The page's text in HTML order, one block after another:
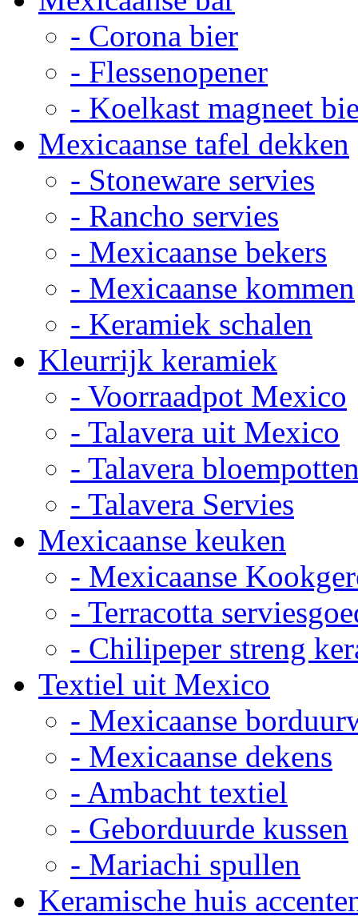
- Corona bier
- Flessenopener
- Koelkast magneet
Mexicaanse tafel dekken
- Stoneware servies
- Rancho servies
- Mexicaanse bekers
- Mexicaanse kommen
- Keramiek schalen
Kleurrijk keramiek
- Voorraadpot Mexico
- Talavera uit Mexico
- Talavera
- Talavera Servies
Mexicaanse keuken
- Mexicaanse
- Terracotta
- Chilipeper streng
Textiel uit Mexico
- Mexicaanse
- Mexicaanse dekens
- Ambacht textiel
- Geborduurde kussen
- Mariachi spullen
Keramische huis